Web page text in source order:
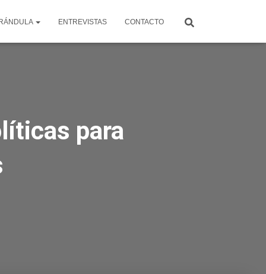
ENTREVISTAS CONTACTO
para